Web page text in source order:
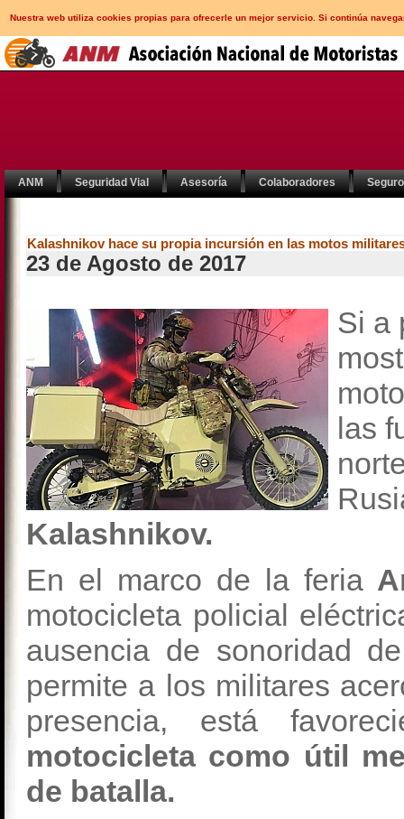
Nuestra web utiliza cookies propias para ofrecerle un mejor servicio. Si continúa
ANM Seguridad Vial Asesoría Colaboradores
Kalashnikov hace su propia incursión en las motos
23 de Agosto de 2017
Si a
las
Kalashnikov.
En el marco de la feria
motocicleta policial
ausencia de sonoridad
permite a los militares
presencia, está
motocicleta como útil
de batalla.